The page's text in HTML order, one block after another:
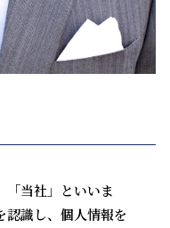
「当社」といいま
認識し、個人情報を